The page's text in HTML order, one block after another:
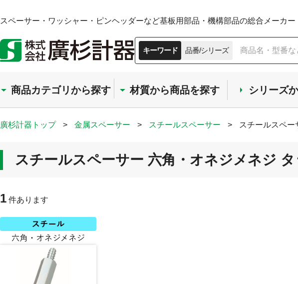
スペーサー・ワッシャー・ピンヘッダーなど基板用部品・機構部品の総合メーカー
キーワード 品番/シリーズ
商品カテゴリから探す 材質から商品を探す シリーズ
廣杉計器トップ > 金属スペーサー > スチールスペーサー > スチールスペ
スチールスペーサー 六角・オネジメネジ
1 件あります